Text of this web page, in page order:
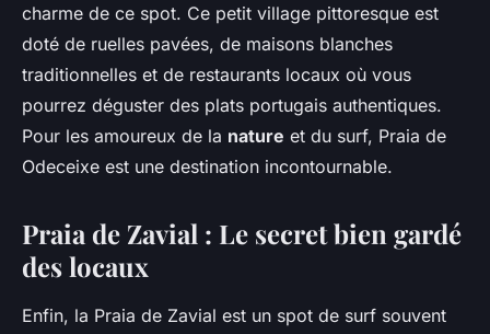
charme de ce spot. Ce petit village pittoresque est
doté de ruelles pavées, de maisons blanches
traditionnelles et de restaurants locaux où vous
pourrez déguster des plats portugais authentiques.
Pour les amoureux de la nature et du surf, Praia de
Odeceixe est une destination incontournable.
Praia de Zavial : Le secret bien gardé
des locaux
Enfin, la Praia de Zavial est un spot de surf souvent